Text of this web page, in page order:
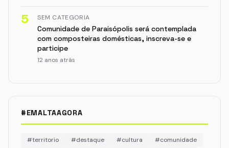
5 SEM CATEGORIA
Comunidade de Paraisópolis será contemplada
com composteiras domésticas, inscreva-se e
participe
12 anos atrás
#EMALTAAGORA
#territorio #destaque #cultura
#comunidade